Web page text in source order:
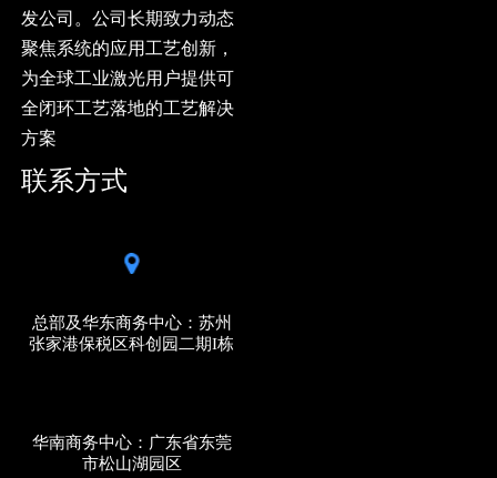
发公司。公司长期致力动态
聚焦系统的应用工艺创新，
为全球工业激光用户提供可
全闭环工艺落地的工艺解决
方案
联系方式
总部及华东商务中心：苏州
张家港保税区科创园二期I栋
华南商务中心：广东省东莞
市松山湖园区